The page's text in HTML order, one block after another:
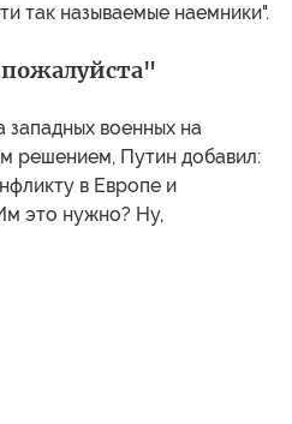
так называемые наемники".
западных военных на
решением, Путин добавил:
в Европе и
это нужно? Ну,